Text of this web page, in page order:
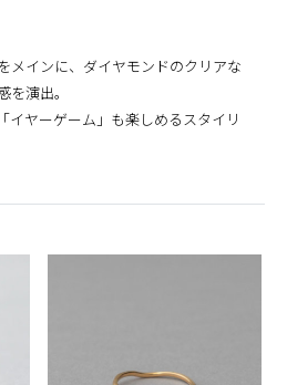
メインに、ダイヤモンドのクリアな
を演出。
イヤーゲーム」も楽しめるスタイリ